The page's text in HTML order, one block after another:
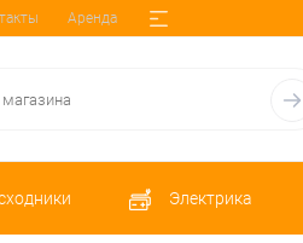
Аренда
Электрика